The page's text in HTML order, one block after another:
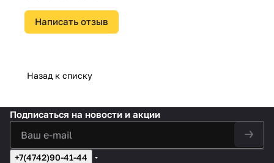
Написать отзыв
Назад к списку
Подписаться на новости и акции
+7(4742)90-41-44